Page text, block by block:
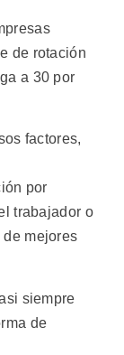
de rotación
a 30 por
factores,
por
trabajador o
mejores
siempre
de